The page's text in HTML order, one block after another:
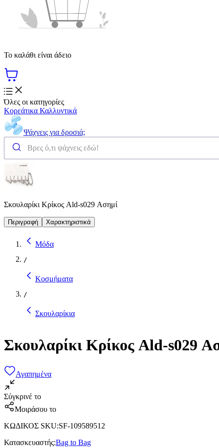
Το καλάθι είναι άδειο
Όλες οι κατηγορίες
Κορεάτικα Καλλυντικά
Ψάχνεις για δροσιά;
Σκουλαρίκι Κρίκος Ald-s029 Ασημί
Περιγραφή Χαρακτηριστικά
Μόδα
/
Κοσμήματα
/
Σκουλαρίκια
Σκουλαρίκι Κρίκος Ald-s029
Αγαπημένα
Σύγκρινέ το
Μοιράσου το
ΚΩΔΙΚΟΣ SKU:SF-109589512
Κατασκευαστής:Bag to Bag